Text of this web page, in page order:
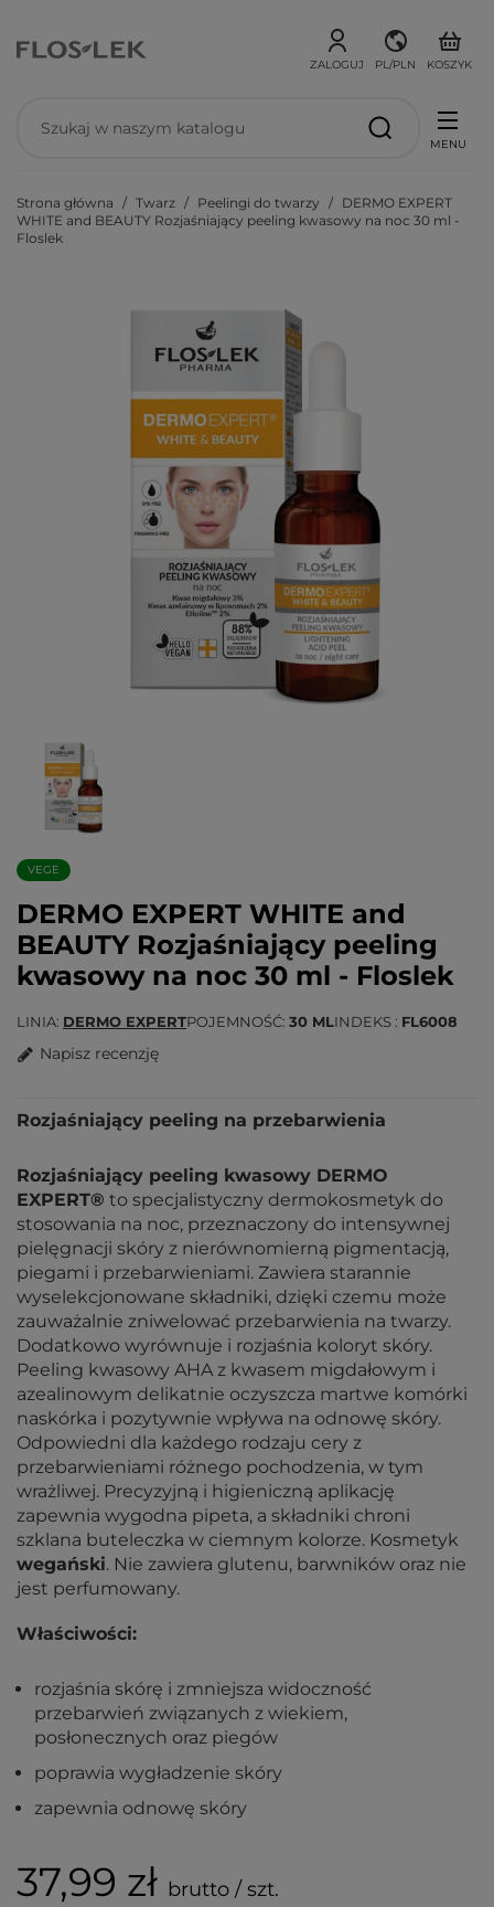
ZALOGUJ PL/PLN KOSZYK
MENU
Strona główna Twarz Peelingi do twarzy
DERMO EXPERT
WHITE and BEAUTY Rozjaśniający peeling kwasowy na noc 30 ml -
Floslek
VEGE
DERMO EXPERT WHITE and
BEAUTY Rozjaśniający peeling
kwasowy na noc 30 ml - Floslek
LINIA DERMO EXPERTPOJEMNOŚĆ 30 MLINDEKS FL6008
Napisz recenzję
Rozjaśniający peeling na przebarwienia
Rozjaśniający peeling kwasowy DERMO
EXPERT® to specjalistyczny dermokosmetyk do
stosowania na noc, przeznaczony do intensywnej
pielęgnacji skóry z nierównomierną pigmentacją,
piegami i przebarwieniami. Zawiera starannie
wyselekcjonowane składniki, dzięki czemu może
zauważalnie zniwelować przebarwienia na twarzy.
Dodatkowo wyrównuje i rozjaśnia koloryt skóry.
Peeling kwasowy AHA z kwasem migdałowym i
azealinowym delikatnie oczyszcza martwe komórki
naskórka i pozytywnie wpływa na odnowę skóry.
Odpowiedni dla każdego rodzaju cery z
przebarwieniami różnego pochodzenia, w tym
wrażliwej. Precyzyjną i higieniczną aplikację
zapewnia wygodna pipeta, a składniki chroni
szklana buteleczka w ciemnym kolorze. Kosmetyk
wegański. Nie zawiera glutenu, barwników oraz nie
jest perfumowany.
Właściwości:
rozjaśnia skórę i zmniejsza widoczność
przebarwień związanych z wiekiem,
posłonecznych oraz piegów
poprawia wygładzenie skóry
zapewnia odnowę skóry
37,99 zł brutto / szt.